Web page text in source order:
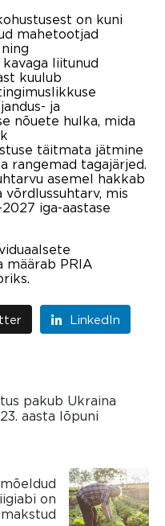
on kuni
mahetootjad
liitunud
kuulub
ja
nõuete hulka, mida
täitmata jätmine
rangemad tagajärjed.
asemel hakkab
võrdlussuhtarv, mis
iga-aastase
määrab PRIA
LinkedIn
pakub Ukraina
aasta lõpuni
on